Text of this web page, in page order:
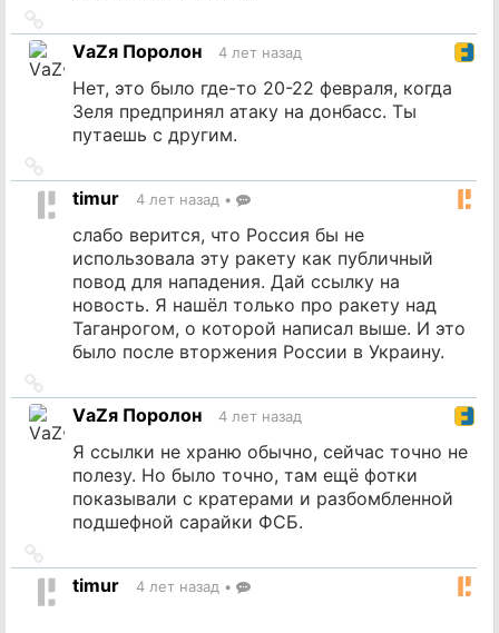
на
источник
VаZя Поролон 4 лет назад
Нет, это было где-то 20-22 февраля, когда
Зеля предпринял атаку на донбасс. Ты
путаешь с другим.
на
источник
timur 4 лет назад •
слабо верится, что Россия бы не
использовала эту ракету как публичный
повод для нападения. Дай ссылку на
новость. Я нашёл только про ракету над
Таганрогом, о которой написал выше. И это
было после вторжения России в Украину.
на
источник
VаZя Поролон 4 лет назад
Я ссылки не храню обычно, сейчас точно не
полезу. Но было точно, там ещё фотки
показывали с кратерами и разбомбленной
подшефной сарайки ФСБ.
на
источник
timur 4 лет назад •